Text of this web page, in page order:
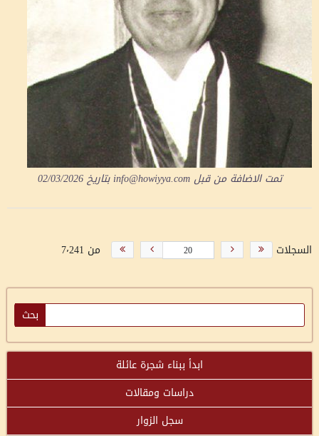
تمت الاضافة من قبلinfo@howiyya.com بتاريخ02/03/2026
السجلات من 7٬241
ابدأ ببناء شجرة عائلة
دراسات ومقالات
سجل الزوار